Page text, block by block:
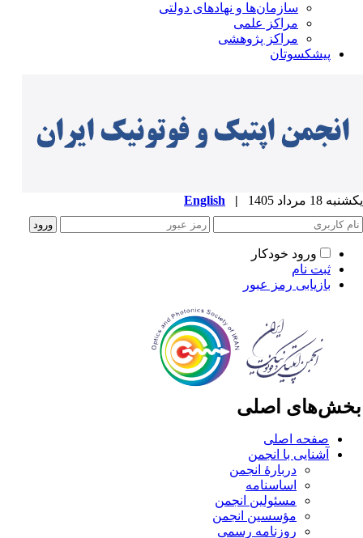
سازمان‌ها و نهادهای دولتی
مراکز علمی
مراکز پژوهشی
پیشکسوتان
18 مرداد 1405 |
English
ورود خودکار
ثبت نام
بازیابی رمز عبور
اصلی
صفحه اصلی
آشنایی با انجمن
دربارۀ انجمن
اساسنامه
مسئولین انجمن
مؤسسین انجمن
روزنامه رسمی